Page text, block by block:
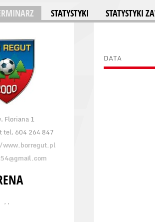
STATYSTYKI STATYSTYKI
Floriana 1
tel. 604 264 847
, ,
DATA